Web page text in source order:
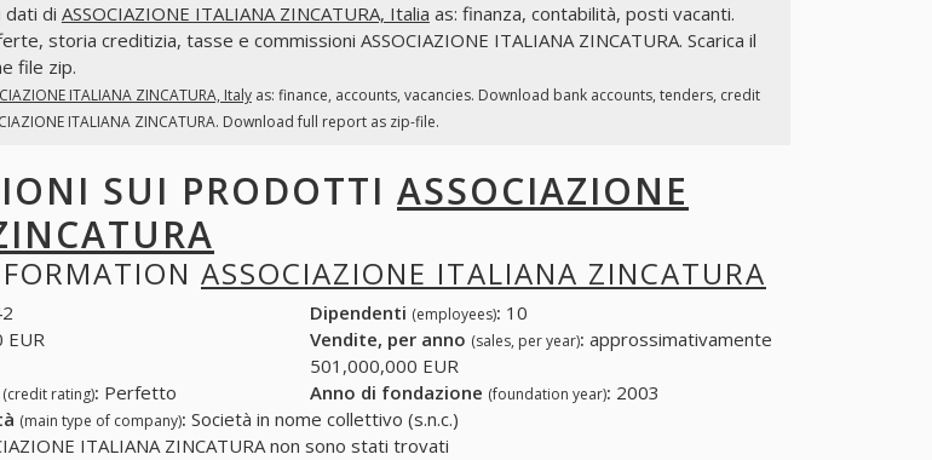
di ASSOCIAZIONE ITALIANA ZINCATURA, Italia as: finanza, contabilità, posti vacanti.
storia creditizia, tasse e commissioni ASSOCIAZIONE ITALIANA ZINCATURA. Scarica il
file zip.
ITALIANA ZINCATURA, Italyas: finance, accounts, vacancies. Download bank accounts, tenders, credit
ITALIANA ZINCATURA. Download full report as zip-file.
SUI PRODOTTI ASSOCIAZIONE
ASSOCIAZIONE ITALIANA ZINCATURA
Dipendenti (employees): 10
EUR Vendite, per anno (sales, per year): approssimativamente
501,000,000 EUR
(credit rating): Perfetto Anno di fondazione (foundation year): 2003
(main type of company): Società in nome collettivo (s.n.c.)
ITALIANA ZINCATURA non sono stati trovati